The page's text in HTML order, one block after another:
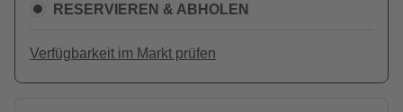
RESERVIEREN & ABHOLEN
Verfügbarkeit im Markt prüfen